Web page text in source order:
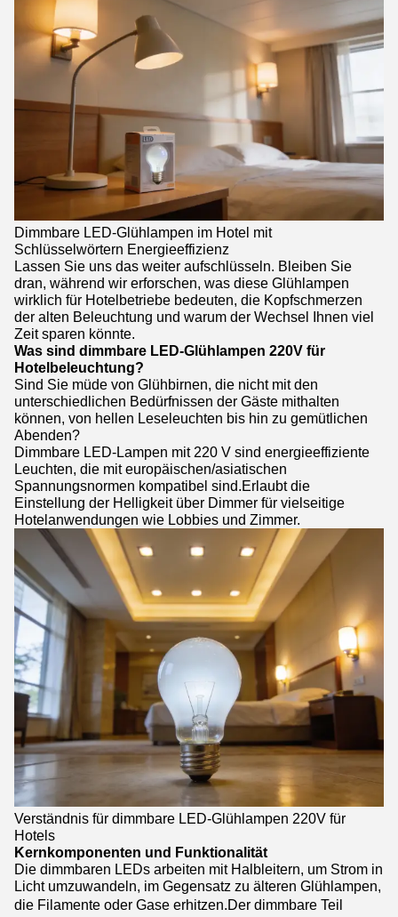
Dimmbare LED-Glühlampen im Hotel mit
Schlüsselwörtern Energieeffizienz
Lassen Sie uns das weiter aufschlüsseln. Bleiben Sie
dran, während wir erforschen, was diese Glühlampen
wirklich für Hotelbetriebe bedeuten, die Kopfschmerzen
der alten Beleuchtung und warum der Wechsel Ihnen viel
Zeit sparen könnte.
Was sind dimmbare LED-Glühlampen 220V für
Hotelbeleuchtung?
Sind Sie müde von Glühbirnen, die nicht mit den
unterschiedlichen Bedürfnissen der Gäste mithalten
können, von hellen Leseleuchten bis hin zu gemütlichen
Abenden?
Dimmbare LED-Lampen mit 220 V sind energieeffiziente
Leuchten, die mit europäischen/asiatischen
Spannungsnormen kompatibel sind.Erlaubt die
Einstellung der Helligkeit über Dimmer für vielseitige
Hotelanwendungen wie Lobbies und Zimmer.
Verständnis für dimmbare LED-Glühlampen 220V für
Hotels
Kernkomponenten und Funktionalität
Die dimmbaren LEDs arbeiten mit Halbleitern, um Strom in
Licht umzuwandeln, im Gegensatz zu älteren Glühlampen,
die Filamente oder Gase erhitzen.Der dimmbare Teil